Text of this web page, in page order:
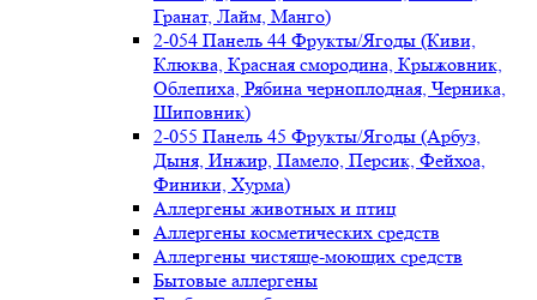
Гранат, Лайм, Манго)
2-054 Панель 44 Фрукты/Ягоды (Киви,
Клюква, Красная смородина, Крыжовник,
Облепиха, Рябина черноплодная, Черника,
Шиповник)
2-055 Панель 45 Фрукты/Ягоды (Арбуз,
Дыня, Инжир, Памело, Персик, Фейхоа,
Финики, Хурма)
Аллергены животных и птиц
Аллергены косметических средств
Аллергены чистяще-моющих средств
Бытовые аллергены